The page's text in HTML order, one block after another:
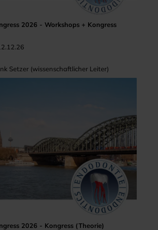
2026 - Workshops + Kongress
Setzer (wissenschaftlicher Leiter)
2026 - Kongress (Theorie)